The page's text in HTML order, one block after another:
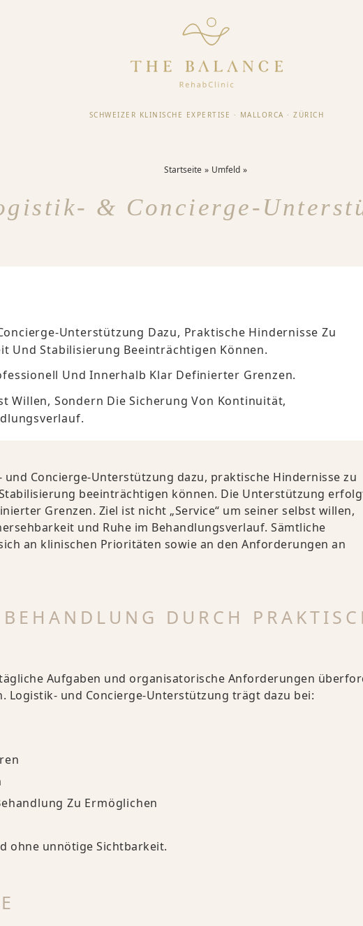
SCHWEIZER KLINISCHE EXPERTISE · MALLORCA · ZÜRICH
Startseite Umfeld
& Concierge-
Unterstützung Dazu, Praktische Hindernisse Zu
Und Stabilisierung Beeinträchtigen Können.
Und Innerhalb Klar Definierter Grenzen.
Willen, Sondern Die Sicherung Von Kontinuität,
und Concierge-Unterstützung dazu, praktische Hindernisse zu
beeinträchtigen können. Die Unterstützung
Grenzen. Ziel ist nicht „Service“ um seiner selbst willen,
und Ruhe im Behandlungsverlauf. Sämtliche
an klinischen Prioritäten sowie an den Anforderungen an
DURCH
Aufgaben und organisatorische Anforderungen
Logistik- und Concierge-Unterstützung trägt dazu bei:
Zu Ermöglichen
ohne unnötige Sichtbarkeit.